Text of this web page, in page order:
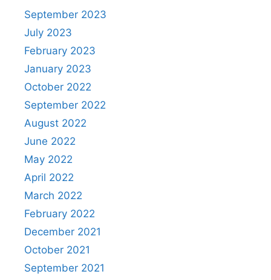
September 2023
July 2023
February 2023
January 2023
October 2022
September 2022
August 2022
June 2022
May 2022
April 2022
March 2022
February 2022
December 2021
October 2021
September 2021